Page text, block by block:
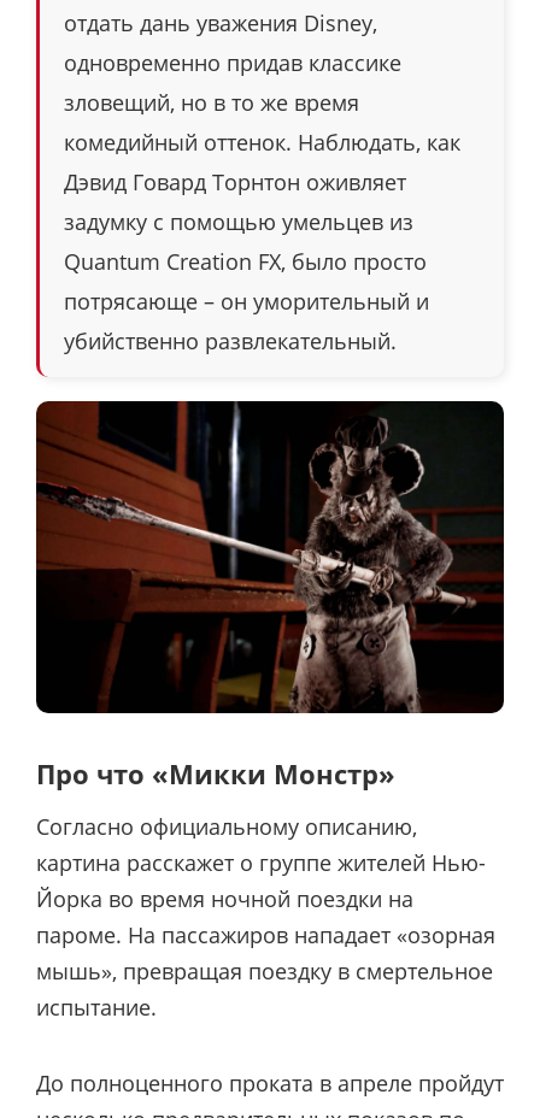
отдать дань уважения Disney,
одновременно придав классике
зловещий, но в то же время
комедийный оттенок. Наблюдать, как
Дэвид Говард Торнтон оживляет
задумку с помощью умельцев из
Quantum Creation FX, было просто
потрясающе – он уморительный и
убийственно развлекательный.
Про что «Микки Монстр»
Согласно официальному описанию,
картина расскажет о группе жителей Нью-
Йорка во время ночной поездки на
пароме. На пассажиров нападает «озорная
мышь», превращая поездку в смертельное
испытание.
До полноценного проката в апреле пройдут